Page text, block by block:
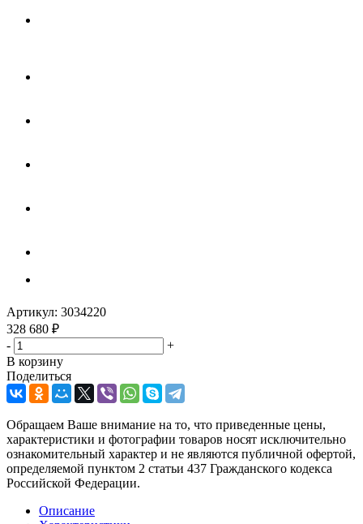
Артикул: 3034220
328 680 ₽
-
+
В корзину
Поделиться
Обращаем Ваше внимание на то, что приведенные цены,
характеристики и фотографии товаров носят исключительно
ознакомительный характер и не являются публичной офертой,
определяемой пунктом 2 статьи 437 Гражданского кодекса
Российской Федерации.
Описание